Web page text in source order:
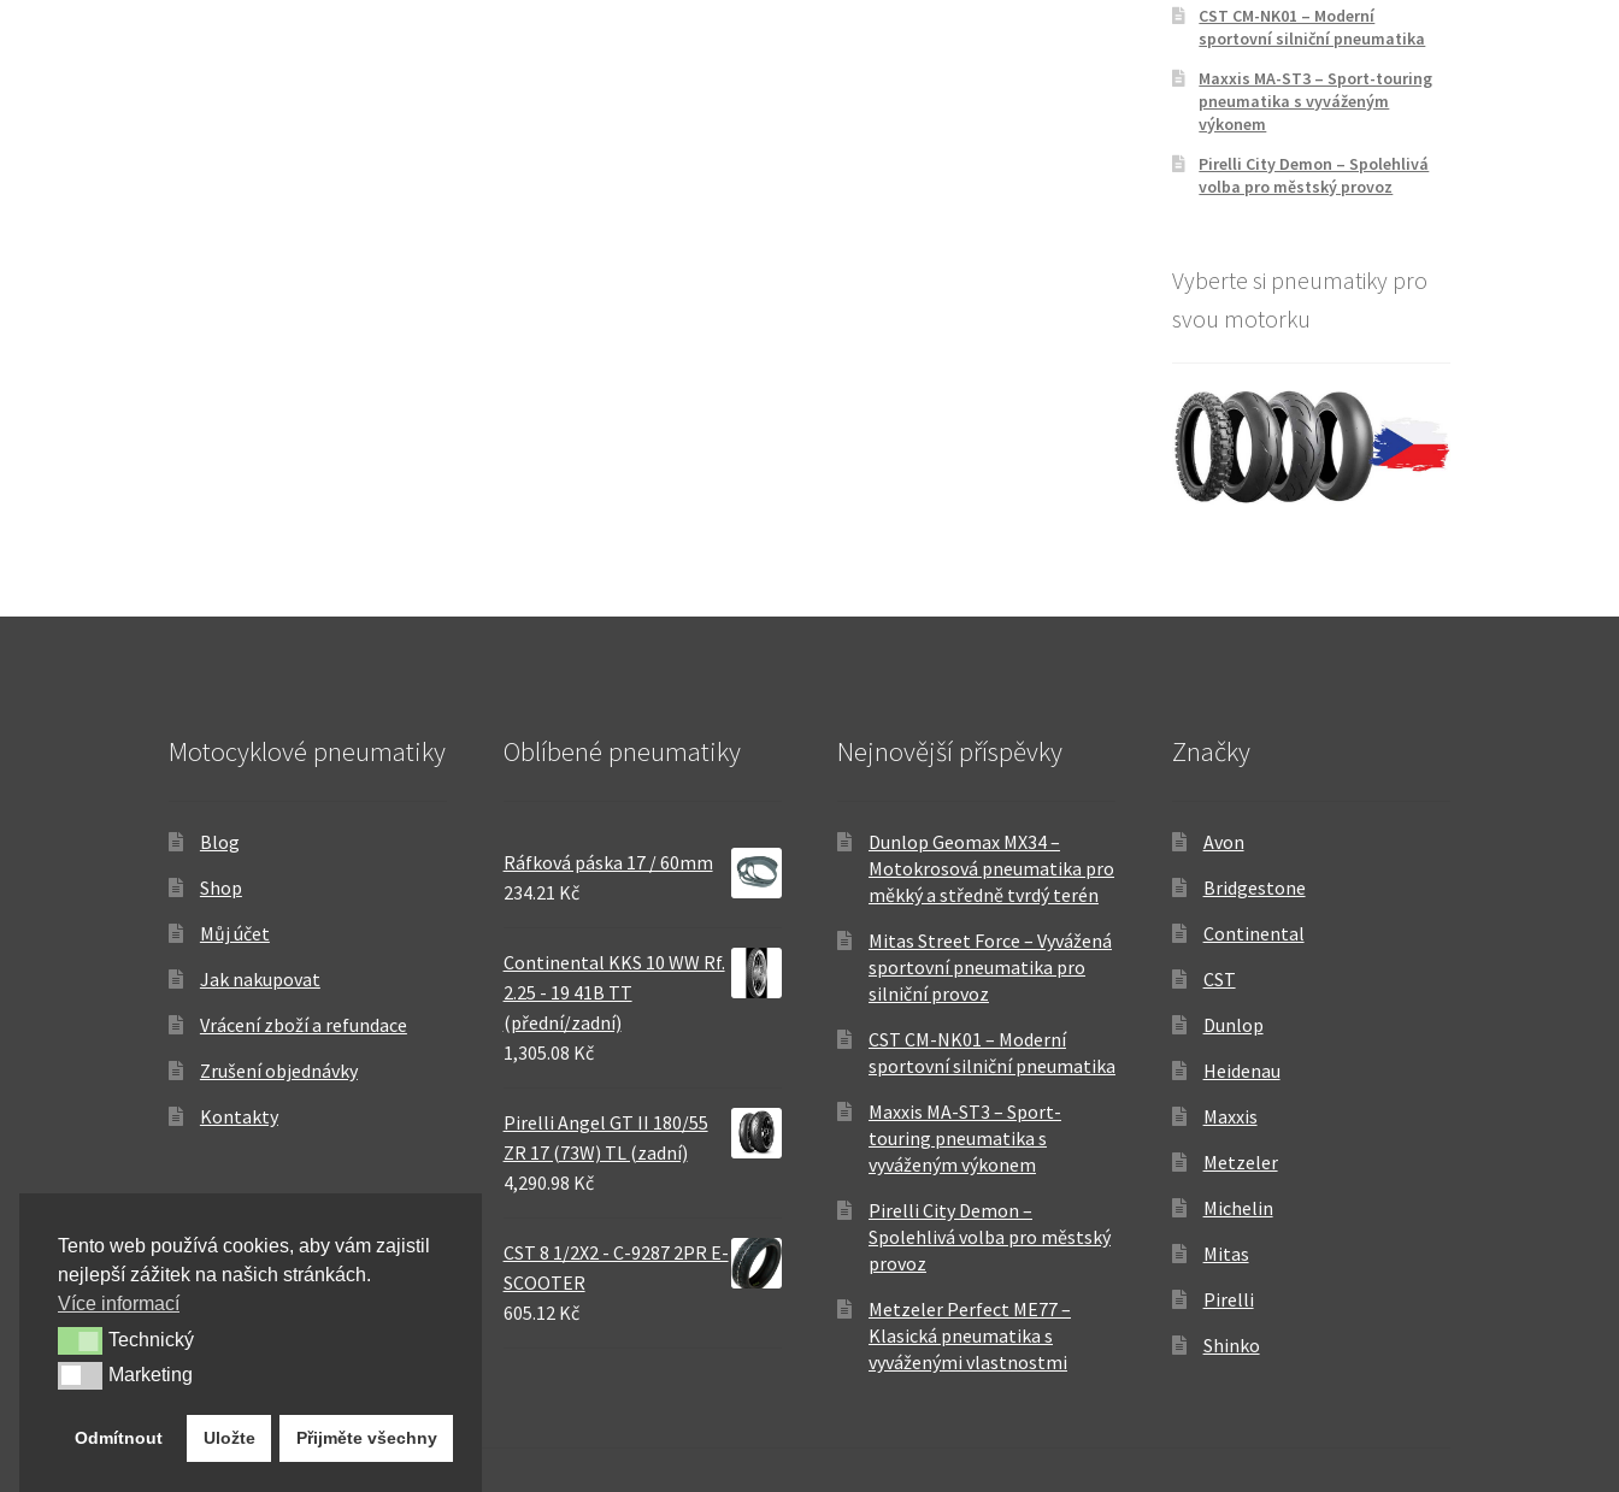
CST CM-NK01 – Moderní
sportovní silniční pneumatika
Maxxis MA-ST3 – Sport-touring
pneumatika s vyváženým
výkonem
Pirelli City Demon – Spolehlivá
volba pro městský provoz
Vyberte si pneumatiky pro
svou motorku
Motocyklové pneumatiky
Blog
Shop
Můj účet
Jak nakupovat
Vrácení zboží a refundace
Zrušení objednávky
Kontakty
Oblíbené pneumatiky
Ráfková páska 17 / 60mm
234.21 Kč
Continental KKS 10 WW Rf.
2.25 - 19 41B TT
(přední/zadní)
1,305.08 Kč
Pirelli Angel GT II 180/55
ZR 17 (73W) TL (zadní)
4,290.98 Kč
CST 8 1/2X2 - C-9287 2PR E-
SCOOTER
605.12 Kč
Nejnovější příspěvky
Dunlop Geomax MX34 –
Motokrosová pneumatika pro
měkký a středně tvrdý terén
Mitas Street Force – Vyvážená
sportovní pneumatika pro
silniční provoz
CST CM-NK01 – Moderní
sportovní silniční pneumatika
Maxxis MA-ST3 – Sport-
touring pneumatika s
vyváženým výkonem
Pirelli City Demon –
Spolehlivá volba pro městský
provoz
Metzeler Perfect ME77 –
Klasická pneumatika s
vyváženými vlastnostmi
Značky
Avon
Bridgestone
Continental
CST
Dunlop
Heidenau
Maxxis
Metzeler
Michelin
Mitas
Pirelli
Shinko
Tento web používá cookies, aby vám zajistil
nejlepší zážitek na našich stránkách.
Více informací
TechnickýTechnický
MarketingMarketing
Odmítnout Uložte Přijměte všechny